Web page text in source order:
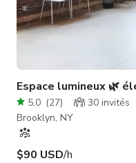
Espace lumineux 🌿
5.0 (27) 30 invités
Brooklyn, NY
$90 USD/h